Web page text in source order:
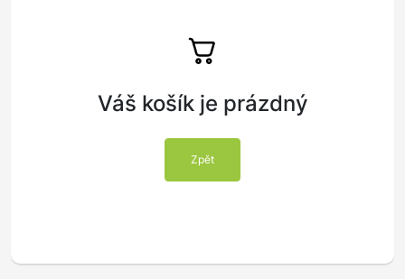
Váš košík je prázdný
Zpět